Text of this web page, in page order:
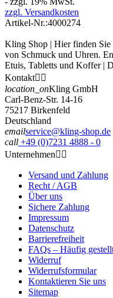
zzgl. Versandkosten
Artikel-Nr.:4000274
Kling Shop | Hier finden Sie
von Schmuck und Uhren.
Etuis, Tabletts und Koffer |
Kontakt 
location_onKling GmbH
Carl-Benz-Str. 14-16
75217 Birkenfeld
Deutschland
emailservice@kling-shop.de
call +49 (0)7231 4888 - 0
Unternehmen 
Versand und Zahlung
Recht / AGB
Über uns
Sichere Zahlung
Impressum
Datenschutz
Barrierefreiheit
FAQs – Häufig
Widerruf
Widerrufsformular
Kontaktieren Sie uns
Sitemap